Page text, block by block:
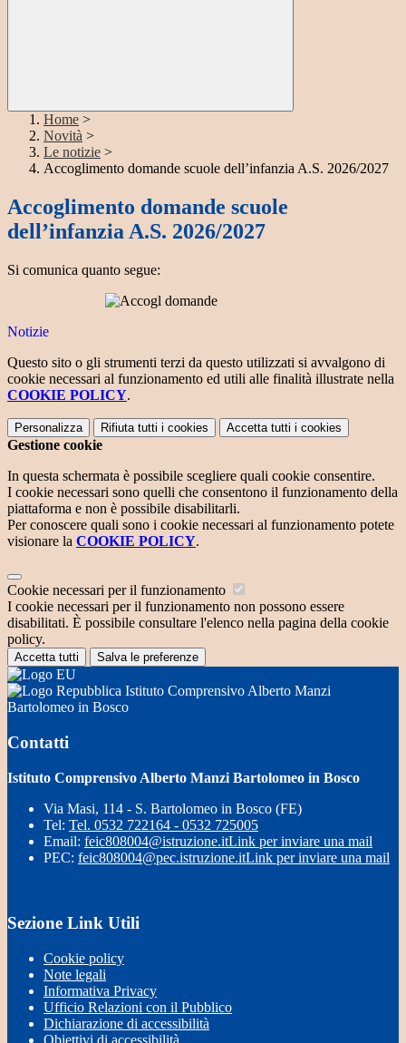
Home >
Novità >
Le notizie >
Accoglimento domande scuole dell’infanzia A.S. 2026/2027
Accoglimento domande scuole
dell’infanzia A.S. 2026/2027
Si comunica quanto segue:
Notizie
Questo sito o gli strumenti terzi da questo utilizzati si avvalgono di
cookie necessari al funzionamento ed utili alle finalità illustrate nella
COOKIE POLICY.
Personalizza Rifiuta tutti i cookies Accetta tutti i cookies
Gestione cookie
In questa schermata è possibile scegliere quali cookie consentire.
I cookie necessari sono quelli che consentono il funzionamento della
piattaforma e non è possibile disabilitarli.
Per conoscere quali sono i cookie necessari al funzionamento potete
visionare la COOKIE POLICY.
Cookie necessari per il funzionamento
I cookie necessari per il funzionamento non possono essere
disabilitati. È possibile consultare l'elenco nella pagina della cookie
policy.
Accetta tutti Salva le preferenze
Istituto Comprensivo Alberto Manzi
Bartolomeo in Bosco
Contatti
Istituto Comprensivo Alberto Manzi Bartolomeo in Bosco
Via Masi, 114 - S. Bartolomeo in Bosco (FE)
Tel: Tel. 0532 722164 - 0532 725005
Email: feic808004@istruzione.itLink per inviare una mail
PEC: feic808004@pec.istruzione.itLink per inviare una mail
Sezione Link Utili
Cookie policy
Note legali
Informativa Privacy
Ufficio Relazioni con il Pubblico
Dichiarazione di accessibilità
Obiettivi di accessibilità